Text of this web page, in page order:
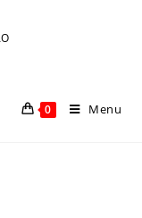
0 Menu